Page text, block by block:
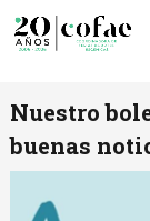
Nuestro
buenas